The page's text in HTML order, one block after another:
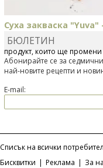
Суха закваска
Отскоро Лесафр България
продукт, който ще
БЮЛЕТИН
Абонирайте се за
най-новите рецепти и
E-mail:
Списък на всички
Бисквитки | Реклама | За